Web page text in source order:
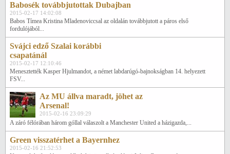
Babosék továbbjutottak Dubajban
2015-02-17 14:02:08
Babos Tímea Kristina Mladenoviccsal az oldalán továbbjutott a páros első
fordulójából...
Svájci edző Szalai korábbi
csapatánál
2015-02-17 12:10:46
Menesztették Kasper Hjulmandot, a német labdarúgó-bajnokságban 14. helyezett
FSV...
Az MU állva maradt, jöhet az
Arsenal!
2015-02-16 23:09:29
A záró félórában három góllal válaszolt a Manchester United a házigazda,...
Green visszatérhet a Bayernhez
2015-02-16 21:52:53